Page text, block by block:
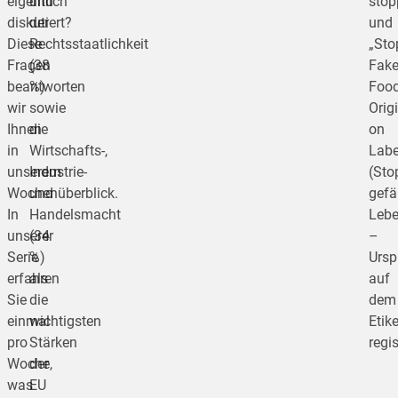
diskutiert?
Diese
Fragen
beantworten
wir
Ihnen
in
unserem
Wochenüberblick.
In
unserer
Serie
erfahren
Sie
einmal
pro
Woche,
was
der
Rechtsstaatlichkeit
(38
%)
sowie
die
Wirtschafts-,
Industrie-
und
Handelsmacht
(34
%)
als
die
wichtigsten
Stärken
der
EU
und
Fake
on
–
auf
dem